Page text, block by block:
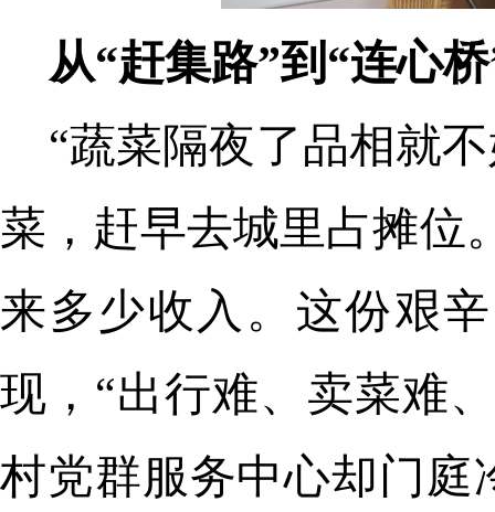
从“赶集路”到“连心
“蔬菜隔夜了品相就
菜，赶早去城里占摊位
来多少收入。这份艰
现，“出行难、卖菜难
村党群服务中心却门庭